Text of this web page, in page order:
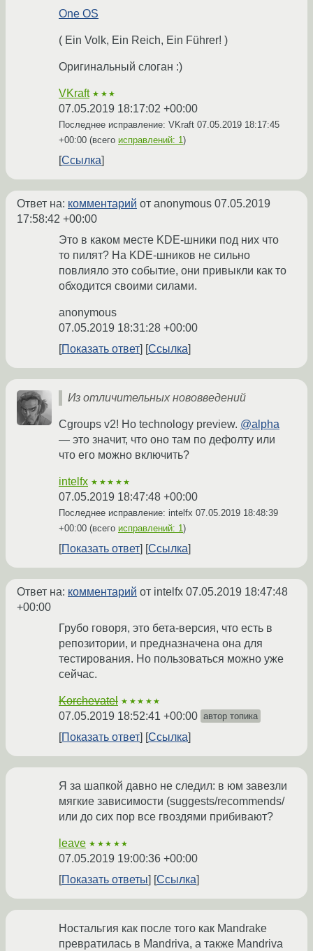
One OS
( Ein Volk, Ein Reich, Ein Führer! )
Оригинальный слоган :)
VKraft ★★★
07.05.2019 18:17:02 +00:00
Последнее исправление: VKraft 07.05.2019 18:17:45
+00:00 (всего исправлений: 1)
Ссылка
Ответ на: комментарий от anonymous 07.05.2019
17:58:42 +00:00
Это в каком месте KDE-шники под них что
то пилят? На KDE-шников не сильно
повлияло это событие, они привыкли как то
обходится своими силами.
anonymous
07.05.2019 18:31:28 +00:00
Показать ответ
Ссылка
Из отличительных нововведений
Cgroups v2! Но technology preview. @alpha
— это значит, что оно там по дефолту или
что его можно включить?
intelfx ★★★★★
07.05.2019 18:47:48 +00:00
Последнее исправление: intelfx 07.05.2019 18:48:39
+00:00 (всего исправлений: 1)
Показать ответ Ссылка
Ответ на: комментарий от intelfx 07.05.2019 18:47:48
+00:00
Грубо говоря, это бета-версия, что есть в
репозитории, и предназначена она для
тестирования. Но пользоваться можно уже
сейчас.
Korchevatel ★★★★★
07.05.2019 18:52:41 +00:00 автор топика
Показать ответ Ссылка
Я за шапкой давно не следил: в юм завезли
мягкие зависимости (suggests/recommends/
или до сих пор все гвоздями прибивают?
leave ★★★★★
07.05.2019 19:00:36 +00:00
Показать ответы
Ссылка
Ностальгия как после того как Mandrake
превратилась в Mandriva, а также Mandriva